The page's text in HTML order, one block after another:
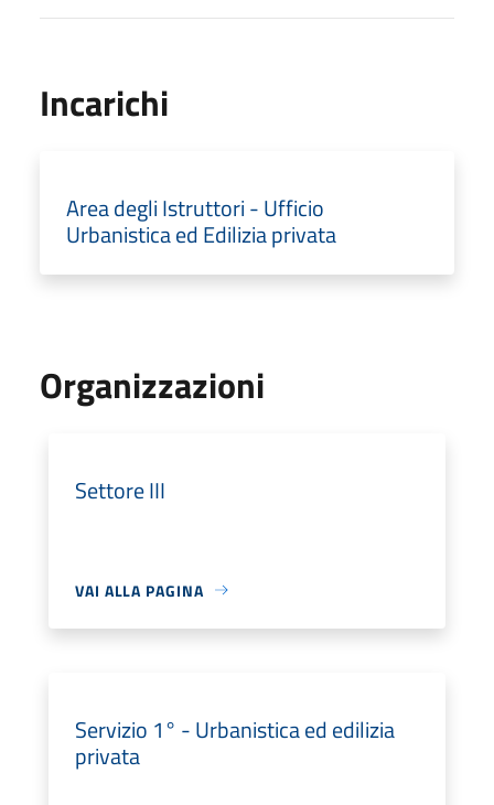
Incarichi
Area degli Istruttori - Ufficio
Urbanistica ed Edilizia privata
Organizzazioni
Settore III
VAI ALLA PAGINA
Servizio 1° - Urbanistica ed edilizia
privata